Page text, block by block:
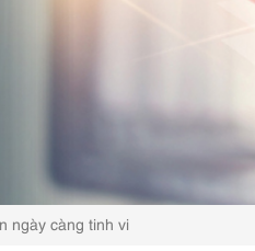
ngày càng tinh vi